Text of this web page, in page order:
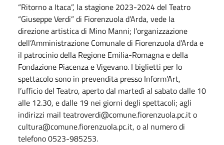
“Ritorno a Itaca”, la stagione 2023-2024 del Teatro
“Giuseppe Verdi” di Fiorenzuola d’Arda, vede la
direzione artistica di Mino Manni; l’organizzazione
dell’Amministrazione Comunale di Fiorenzuola d’Arda e
il patrocinio della Regione Emilia-Romagna e della
Fondazione Piacenza e Vigevano. I biglietti per lo
spettacolo sono in prevendita presso Inform’Art,
l’ufficio del Teatro, aperto dal martedì al sabato dalle 10
alle 12.30, e dalle 19 nei giorni degli spettacoli; agli
indirizzi mail teatroverdi@comune.fiorenzuola.pc.it o
cultura@comune.fiorenzuola.pc.it, o al numero di
telefono 0523-985253.